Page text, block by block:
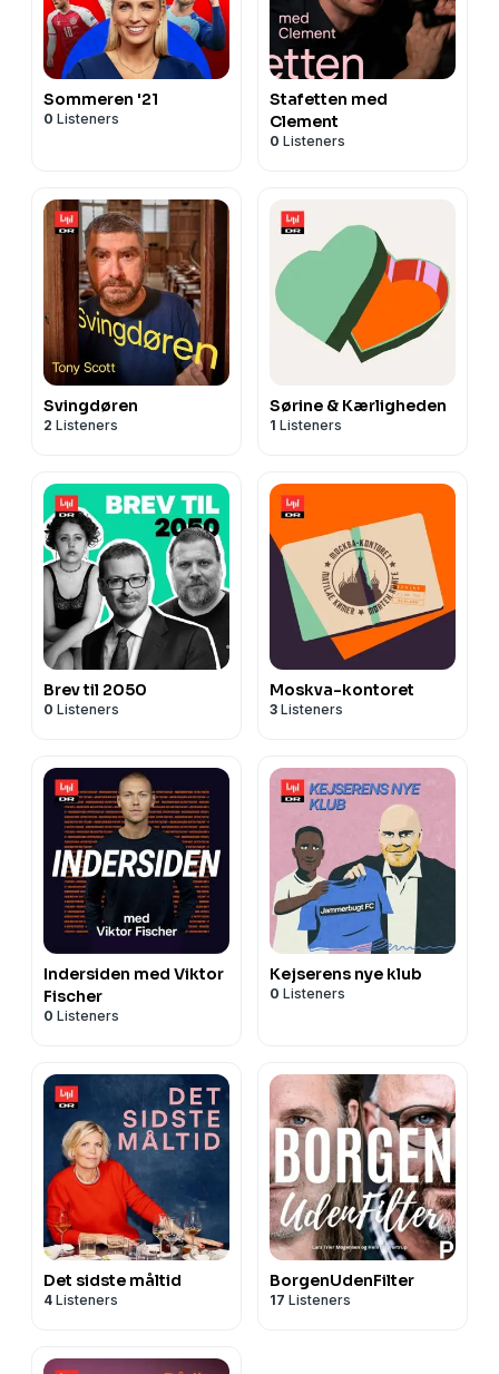
Sommeren '21
0 Listeners
Stafetten med
Clement
0 Listeners
Svingdøren
2 Listeners
Sørine & Kærligheden
1 Listeners
Brev til 2050
0 Listeners
Moskva-kontoret
3 Listeners
Indersiden med Viktor
Fischer
0 Listeners
Kejserens nye klub
0 Listeners
Det sidste måltid
4 Listeners
BorgenUdenFilter
17 Listeners